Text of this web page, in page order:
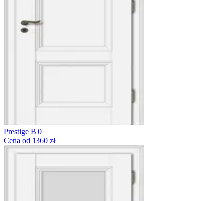
Prestige B.0
Cena od 1360 zł